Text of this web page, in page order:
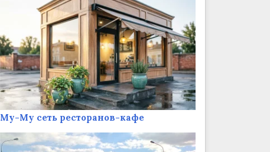
Му-Му сеть ресторанов-кафе